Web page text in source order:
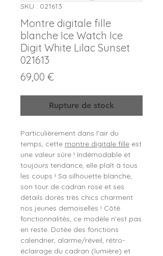
SKU : 021613
Montre digitale fille
blanche Ice Watch Ice
Digit White Lilac Sunset
021613
69,00 €Prix
Rupture de stock
Particulièrement dans l'air du
temps, cette montre digitale fille est
une valeur sûre ! Indémodable et
toujours tendance, elle plaît à tous
les coups ! Sa silhouette blanche,
son tour de cadran rose et ses
détails dorés très chics charment
nos jeunes demoiselles ! Côté
fonctionnalités, ce modèle n'est pas
en reste. Dotée des fonctions
calendrier, alarme/réveil, rétro-
éclairage du cadran (lumière) et